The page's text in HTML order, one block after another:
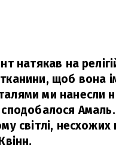
натякав на
щоб вона
ми нанесли
Амаль.
світлі,